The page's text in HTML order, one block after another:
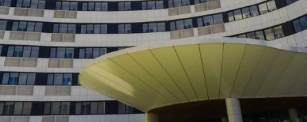
Ореанда